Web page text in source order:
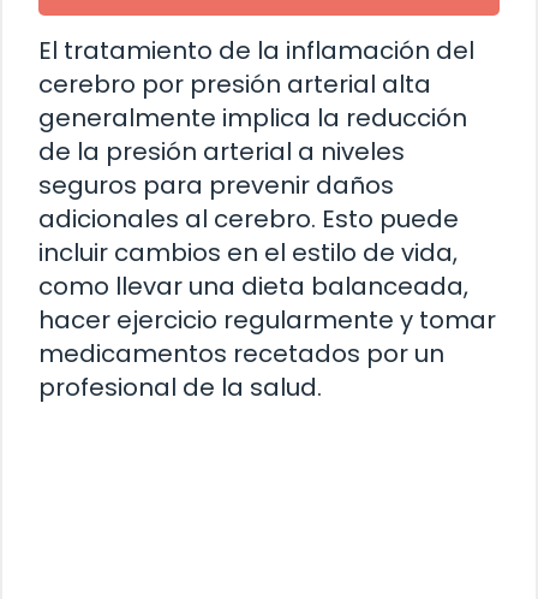
El tratamiento de la inflamación del
cerebro por presión arterial alta
generalmente implica la reducción
de la presión arterial a niveles
seguros para prevenir daños
adicionales al cerebro. Esto puede
incluir cambios en el estilo de vida,
como llevar una dieta balanceada,
hacer ejercicio regularmente y tomar
medicamentos recetados por un
profesional de la salud.